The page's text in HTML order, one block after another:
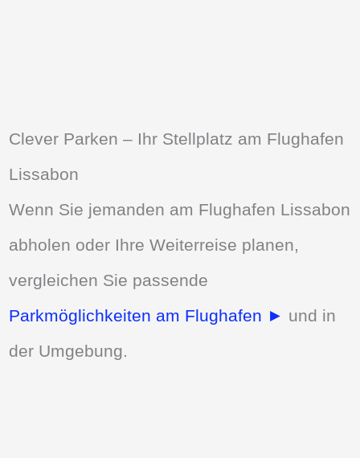
Clever Parken – Ihr Stellplatz am Flughafen
Lissabon
Wenn Sie jemanden am Flughafen Lissabon
abholen oder Ihre Weiterreise planen,
vergleichen Sie passende
Parkmöglichkeiten am Flughafen ► und in
der Umgebung.